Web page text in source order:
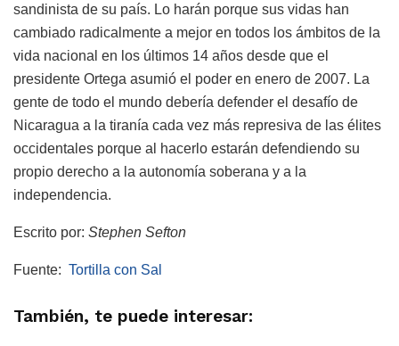
sandinista de su país. Lo harán porque sus vidas han
cambiado radicalmente a mejor en todos los ámbitos de la
vida nacional en los últimos 14 años desde que el
presidente Ortega asumió el poder en enero de 2007. La
gente de todo el mundo debería defender el desafío de
Nicaragua a la tiranía cada vez más represiva de las élites
occidentales porque al hacerlo estarán defendiendo su
propio derecho a la autonomía soberana y a la
independencia.
Escrito por: Stephen Sefton
Fuente: Tortilla con Sal
También, te puede interesar: